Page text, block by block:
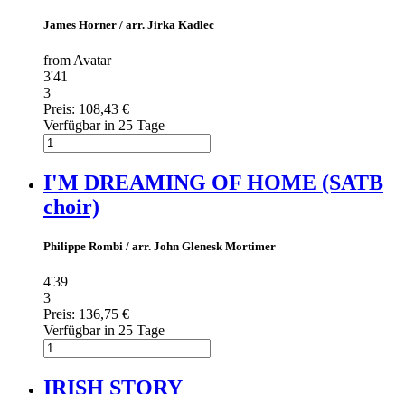
James Horner / arr. Jirka Kadlec
from Avatar
3'41
3
Preis: 108,43 €
Verfügbar in 25 Tage
I'M DREAMING OF HOME (SATB
choir)
Philippe Rombi / arr. John Glenesk Mortimer
4'39
3
Preis: 136,75 €
Verfügbar in 25 Tage
IRISH STORY